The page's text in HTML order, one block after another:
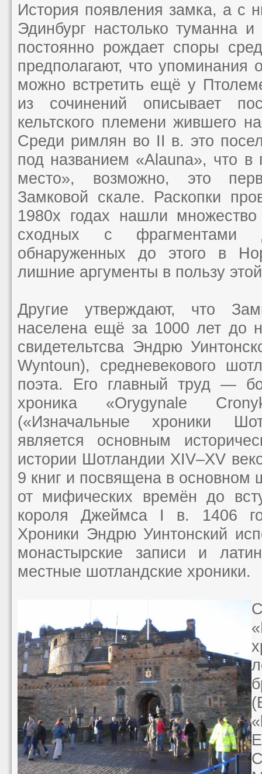
История появления замка, а с
Эдинбург настолько туманна и
постоянно рождает споры
предполагают, что упоминания
можно встретить ещё у
из сочинений описывает
кельтского племени жившего
Среди римлян во II в. это
под названием «Alauna», что
место», возможно, это
Замковой скале. Раскопки
1980х годах нашли
сходных с фрагментами
обнаруженных до этого в
лишние аргументы в пользу
Другие утверждают, что
населена ещё за 1000 лет до
свидетельтсва Эндрю
Wyntoun), средневекового
поэта. Его главный труд —
хроника «Orygynale
(«Изначальные хроники
является основным
истории Шотландии XIV–XV
9 книг и посвящена в основном
от мифических времён до
короля Джеймса I в. 1406
Хроники Эндрю Уинтонский
монастырские записи и
местные шотландские хроники.